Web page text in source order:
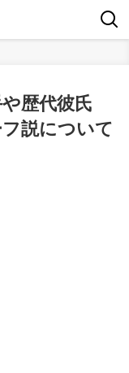
歴代彼氏
説について